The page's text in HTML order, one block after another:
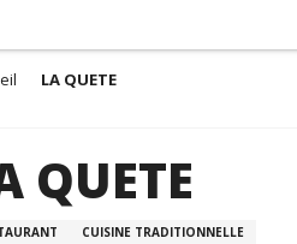
LA QUETE
QUETE
CUISINE TRADITIONNELLE